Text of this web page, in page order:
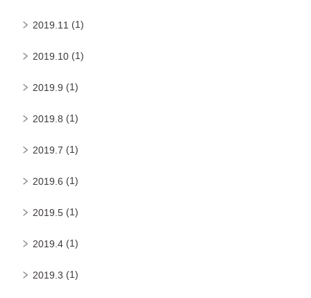
2019.11 (1)
2019.10 (1)
2019.9 (1)
2019.8 (1)
2019.7 (1)
2019.6 (1)
2019.5 (1)
2019.4 (1)
2019.3 (1)